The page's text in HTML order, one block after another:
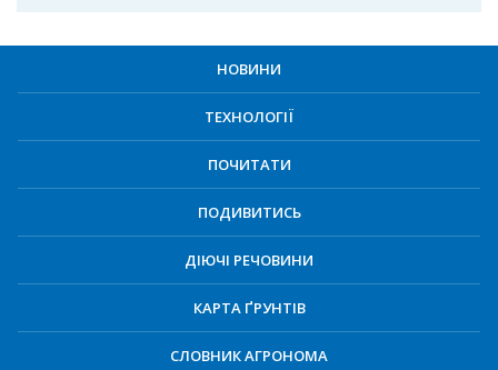
НОВИНИ
ТЕХНОЛОГІЇ
ПОЧИТАТИ
ПОДИВИТИСЬ
ДІЮЧІ РЕЧОВИНИ
КАРТА ҐРУНТІВ
СЛОВНИК АГРОНОМА